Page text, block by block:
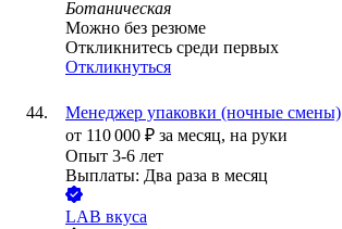
Ботаническая
Можно без резюме
Откликнитесь среди первых
Откликнуться
Менеджер упаковки (ночные смены)
от 110 000 ₽ за месяц, на руки
Опыт 3-6 лет
Выплаты: Два раза в месяц
LAB вкуса